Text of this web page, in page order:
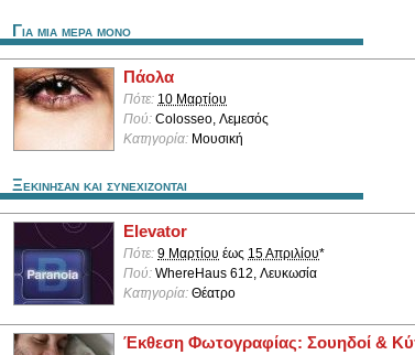
Για μια μερα μονο
Πάολα
Πότε: 10 Μαρτίου
Πού: Colosseo, Λεμεσός
Κατηγορία: Μουσική
Ξεκινησαν και συνεχιζονται
Elevator
Πότε: 9 Μαρτίου έως 15 Απριλίου*
Πού: WhereHaus 612, Λευκωσία
Κατηγορία: Θέατρο
Έκθεση Φωτογραφίας: Σουηδοί &